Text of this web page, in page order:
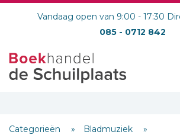
Vandaag open van 9:00 - 17:30
085 - 0712 842
Categorieën
Bladmuziek